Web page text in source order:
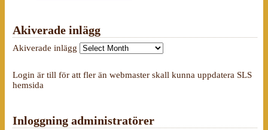
Akiverade inlägg
Akiverade inlägg
Login är till för att fler än webmaster skall kunna uppdatera SLS
hemsida
Inloggning administratörer